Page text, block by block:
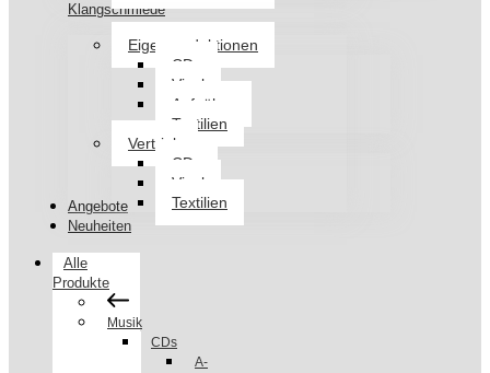
Klangschmiede
Eigenproduktionen
CDs
Vinyl
Aufnäher
Textilien
Vertrieb
CDs
Vinyl
Textilien
Angebote
Neuheiten
Alle
Produkte
Musik
CDs
A-